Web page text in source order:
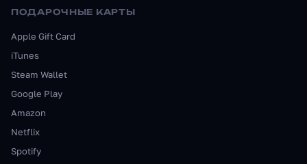
ПОДАРОЧНЫЕ КАРТЫ
Apple Gift Card
iTunes
Steam Wallet
Google Play
Amazon
Netflix
Spotify